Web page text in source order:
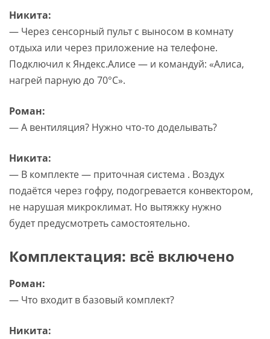
Никита:
— Через сенсорный пульт с выносом в комнату
отдыха или через приложение на телефоне.
Подключил к Яндекс.Алисе — и командуй: «Алиса,
нагрей парную до 70°C».
Роман:
— А вентиляция? Нужно что-то доделывать?
Никита:
— В комплекте — приточная система . Воздух
подаётся через гофру, подогревается конвектором,
не нарушая микроклимат. Но вытяжку нужно
будет предусмотреть самостоятельно.
Комплектация: всё включено
Роман:
— Что входит в базовый комплект?
Никита: